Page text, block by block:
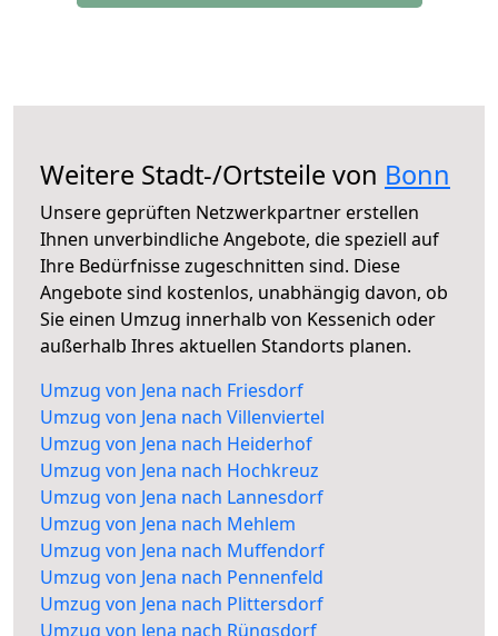
Weitere Stadt-/Ortsteile von Bonn
Unsere geprüften Netzwerkpartner erstellen
Ihnen unverbindliche Angebote, die speziell auf
Ihre Bedürfnisse zugeschnitten sind. Diese
Angebote sind kostenlos, unabhängig davon, ob
Sie einen Umzug innerhalb von Kessenich oder
außerhalb Ihres aktuellen Standorts planen.
Umzug von Jena nach Friesdorf
Umzug von Jena nach Villenviertel
Umzug von Jena nach Heiderhof
Umzug von Jena nach Hochkreuz
Umzug von Jena nach Lannesdorf
Umzug von Jena nach Mehlem
Umzug von Jena nach Muffendorf
Umzug von Jena nach Pennenfeld
Umzug von Jena nach Plittersdorf
Umzug von Jena nach Rüngsdorf